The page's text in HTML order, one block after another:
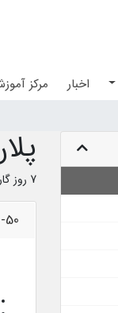
اخبار مرکز
7 روز گارانتی بازگشت وجه
50